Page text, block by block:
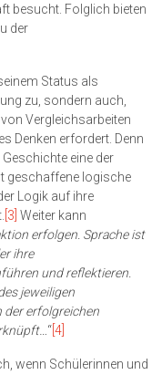
besucht. Folglich bieten
der
Status als
zu, sondern auch,
Vergleichsarbeiten
Denken erfordert. Denn
eine der
geschaffene logische
Logik auf ihre
[3] Weiter kann
erfolgen. Sprache ist
ihre
und reflektieren.
jeweiligen
der erfolgreichen
“[4]
wenn Schülerinnen und